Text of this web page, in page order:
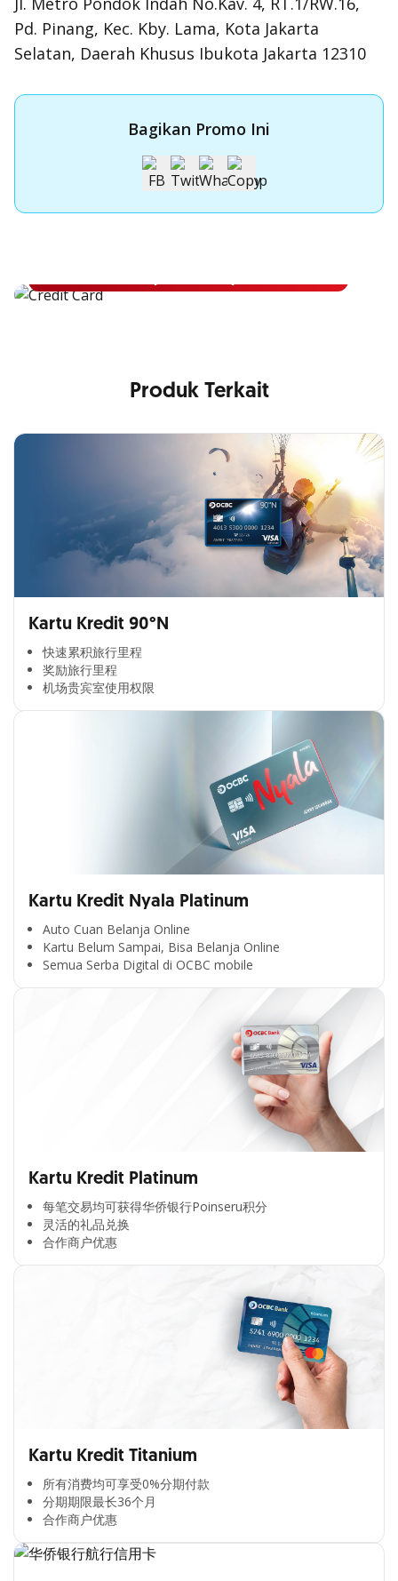
Pd. Pinang, Kec. Kby. Lama, Kota Jakarta
Selatan, Daerah Khusus Ibukota Jakarta 12310
Bagikan Promo Ini
Apply Kartu Kredit OCBC NISP
Produk Terkait
Kartu Kredit 90°N
快速累积旅行里程​
奖励旅行里程​
机场贵宾室使用权限​
Kartu Kredit Nyala Platinum
Auto Cuan Belanja Online
Kartu Belum Sampai, Bisa Belanja Online
Semua Serba Digital di OCBC mobile
Kartu Kredit Platinum
每笔交易均可获得华侨银行Poinseru积分​
灵活的礼品兑换​
合作商户优惠​
Kartu Kredit Titanium
所有消费均可享受0%分期付款​
分期期限最长36个月​
合作商户优惠​